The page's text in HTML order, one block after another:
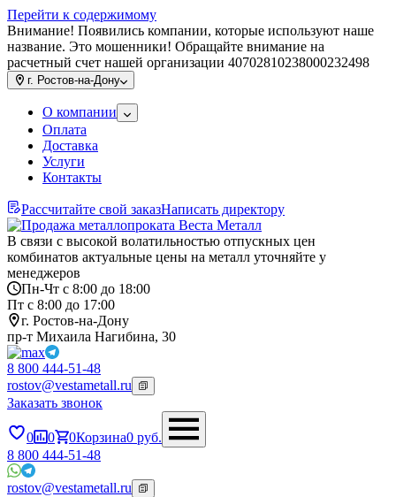
Перейти к содержимому
Внимание! Появились компании, которые используют наше
название. Это мошенники! Обращайте внимание на
расчетный счет нашей организации 40702810238000232498
г. Ростов-на-Дону
О компании
Оплата
Доставка
Услуги
Контакты
Рассчитайте свой заказНаписать директору
В связи с высокой волатильностью отпускных цен
комбинатов актуальные цены на металл уточняйте у
менеджеров
Пн-Чт с 8:00 до 18:00
Пт с 8:00 до 17:00
г. Ростов-на-Дону
пр-т Михаила Нагибина, 30
8 800 444-51-48
rostov@vestametall.ru
Заказать звонок
0 0 0Корзина0 руб.
8 800 444-51-48
rostov@vestametall.ru